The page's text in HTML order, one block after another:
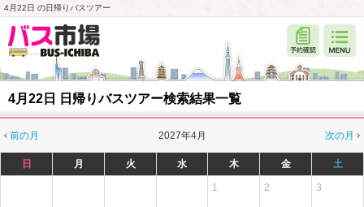
4月22日 の日帰りバスツアー
4月22日 日帰りバスツアー検索結果一覧
前の月 次の月
2027年4月
日 月 火 水 木 金 土
1 2 3